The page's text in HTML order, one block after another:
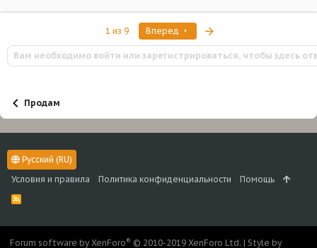
1 из 9 Вперед
Вам необходимо войти или зарегистрироваться, чтобы здесь
Продам
Русский (RU)
Условия и правила
Политика конфиденциальности Помощь
R
S
Forum software by XenForo® © 2010-2019 XenForo Ltd. | Style by